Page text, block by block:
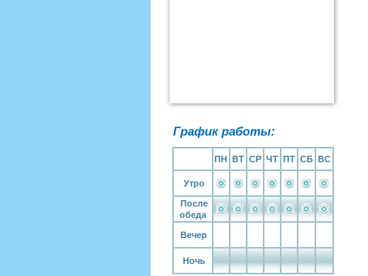
График работы:
ПН ВТ СР ЧТ ПТ СБ ВС
Утро
После
обеда
Вечер
Ночь